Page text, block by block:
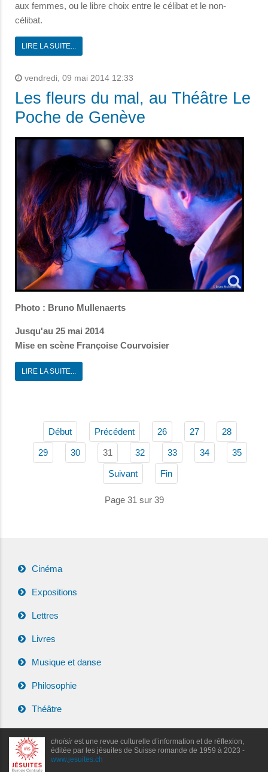
aux femmes, ou le libre choix entre le célibat et le non-
célibat.
LIRE LA SUITE...
vendredi, 09 mai 2014 12:33
Les fleurs du mal, au Théâtre Le
Poche de Genève
Photo : Bruno Mullenaerts
Jusqu'au 25 mai 2014
Mise en scène Françoise Courvoisier
LIRE LA SUITE...
Début Précédent 26 27 28
29 30 31 32 33 34 35
Suivant Fin
Page 31 sur 39
Cinéma
Expositions
Lettres
Livres
Musique et danse
Philosophie
Théâtre
choisirest une revue culturelle d’information et de réflexion,
éditée par les jésuites de Suisse romande de 1959 à 2023 -
www.jesuites.ch